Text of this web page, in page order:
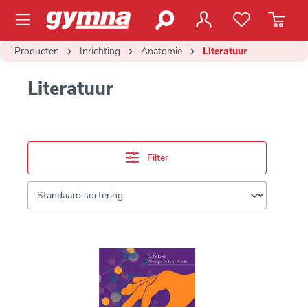
hoofdinhoud
Producten Inrichting Anatomie Literatuur
Literatuur
Filter